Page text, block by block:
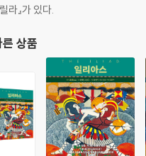
라』가 있다.
상품